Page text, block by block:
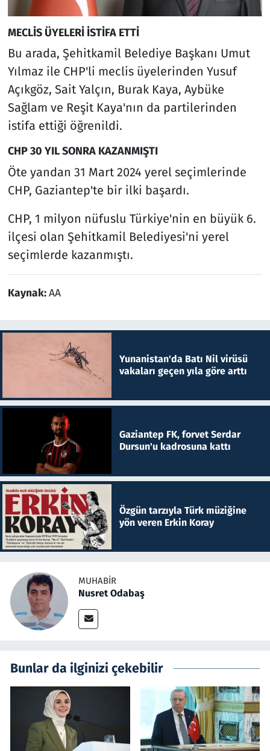
MECLİS ÜYELERİ İSTİFA ETTİ
Bu arada, Şehitkamil Belediye Başkanı Umut
Yılmaz ile CHP'li meclis üyelerinden Yusuf
Açıkgöz, Sait Yalçın, Burak Kaya, Aybüke
Sağlam ve Reşit Kaya'nın da partilerinden
istifa ettiği öğrenildi.
CHP 30 YIL SONRA KAZANMIŞTI
Öte yandan 31 Mart 2024 yerel seçimlerinde
CHP, Gaziantep'te bir ilki başardı.
CHP, 1 milyon nüfuslu Türkiye'nin en büyük 6.
ilçesi olan Şehitkamil Belediyesi'ni yerel
seçimlerde kazanmıştı.
Kaynak:AA
Yunanistan'da Batı Nil virüsü
vakaları geçen yıla göre arttı
Gaziantep FK, forvet Serdar
Dursun'u kadrosuna kattı
Özgün tarzıyla Türk müziğine
yön veren Erkin Koray
MUHABIR
Nusret Odabaş
Bunlar da ilginizi çekebilir